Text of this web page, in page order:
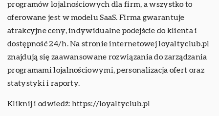
programów lojalnościowych dla firm, a wszystko to
oferowane jest w modelu SaaS. Firma gwarantuje
atrakcyjne ceny, indywidualne podejście do klienta i
dostępność 24/h. Na stronie internetowej loyaltyclub.pl
znajdują się zaawansowane rozwiązania do zarządzania
programami lojalnościowymi, personalizacja ofert oraz
statystyki i raporty.
Kliknij i odwiedź: https://loyaltyclub.pl